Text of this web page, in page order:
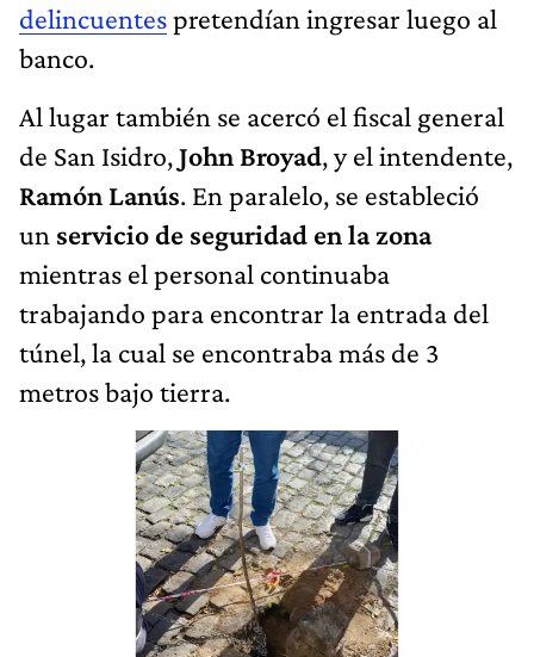
delincuentespretendían ingresar luego al
banco.
Al lugar también se acercó el fiscal general
de San Isidro,John Broyad, y el intendente,
Ramón Lanús. En paralelo, se estableció
un servicio de seguridad en la zona
mientras el personal continuaba
trabajando para encontrar la entrada del
túnel, la cual se encontraba más de 3
metros bajo tierra.